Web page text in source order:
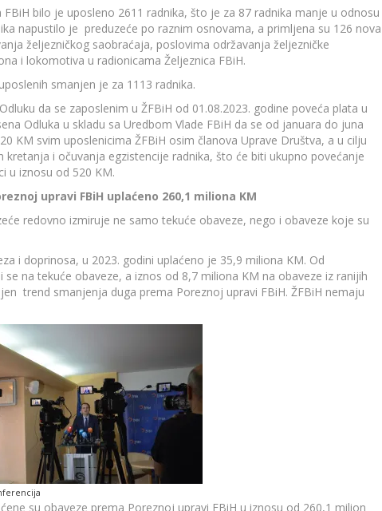
FBiH bilo je uposleno 2611 radnika, što je za 87 radnika manje u odnosu
napustilo je preduzeće po raznim osnovama, a primljena su 126 nova
željezničkog saobraćaja, poslovima održavanja željezničke
i lokomotiva u radionicama Željeznica FBiH.
smanjen je za 1113 radnika.
da se zaposlenim u ŽFBiH od 01.08.2023. godine poveća plata u
Odluka u skladu sa Uredbom Vlade FBiH da se od januara do juna
KM svim uposlenicima ŽFBiH osim članova Uprave Društva, a u cilju
i očuvanja egzistencije radnika, što će biti ukupno povećanje
u iznosu od 520 KM.
upravi FBiH uplaćeno 260,1 miliona KM
redovno izmiruje ne samo tekuće obaveze, nego i obaveze koje su
i doprinosa, u 2023. godini uplaćeno je 35,9 miliona KM. Od
na tekuće obaveze, a iznos od 8,7 miliona KM na obaveze iz ranijih
trend smanjenja duga prema Poreznoj upravi FBiH. ŽFBiH nemaju
su obaveze prema Poreznoj upravi FBiH u iznosu od 260,1 milion